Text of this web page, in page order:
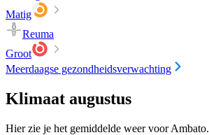
Matig
Reuma
Groot
Meerdaagse gezondheidsverwachting
Klimaat augustus
Hier zie je het gemiddelde weer voor Ambato.